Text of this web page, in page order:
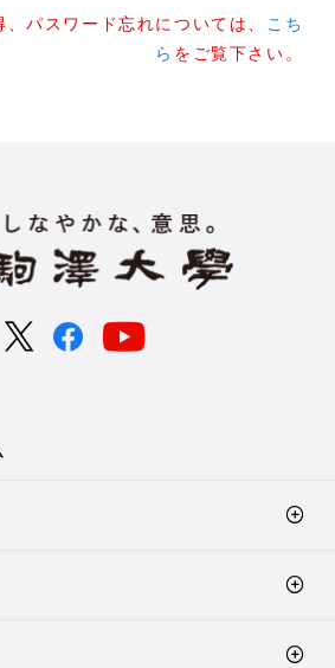
パスワード忘れについては、
こち
ら をご覧下さい。